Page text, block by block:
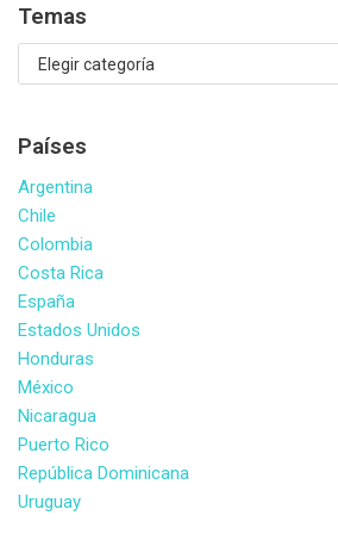
Temas
Países
Argentina
Chile
Colombia
Costa Rica
España
Estados Unidos
Honduras
México
Nicaragua
Puerto Rico
República Dominicana
Uruguay